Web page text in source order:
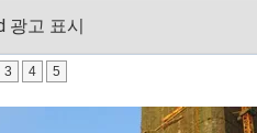
광고 표시
3 4 5